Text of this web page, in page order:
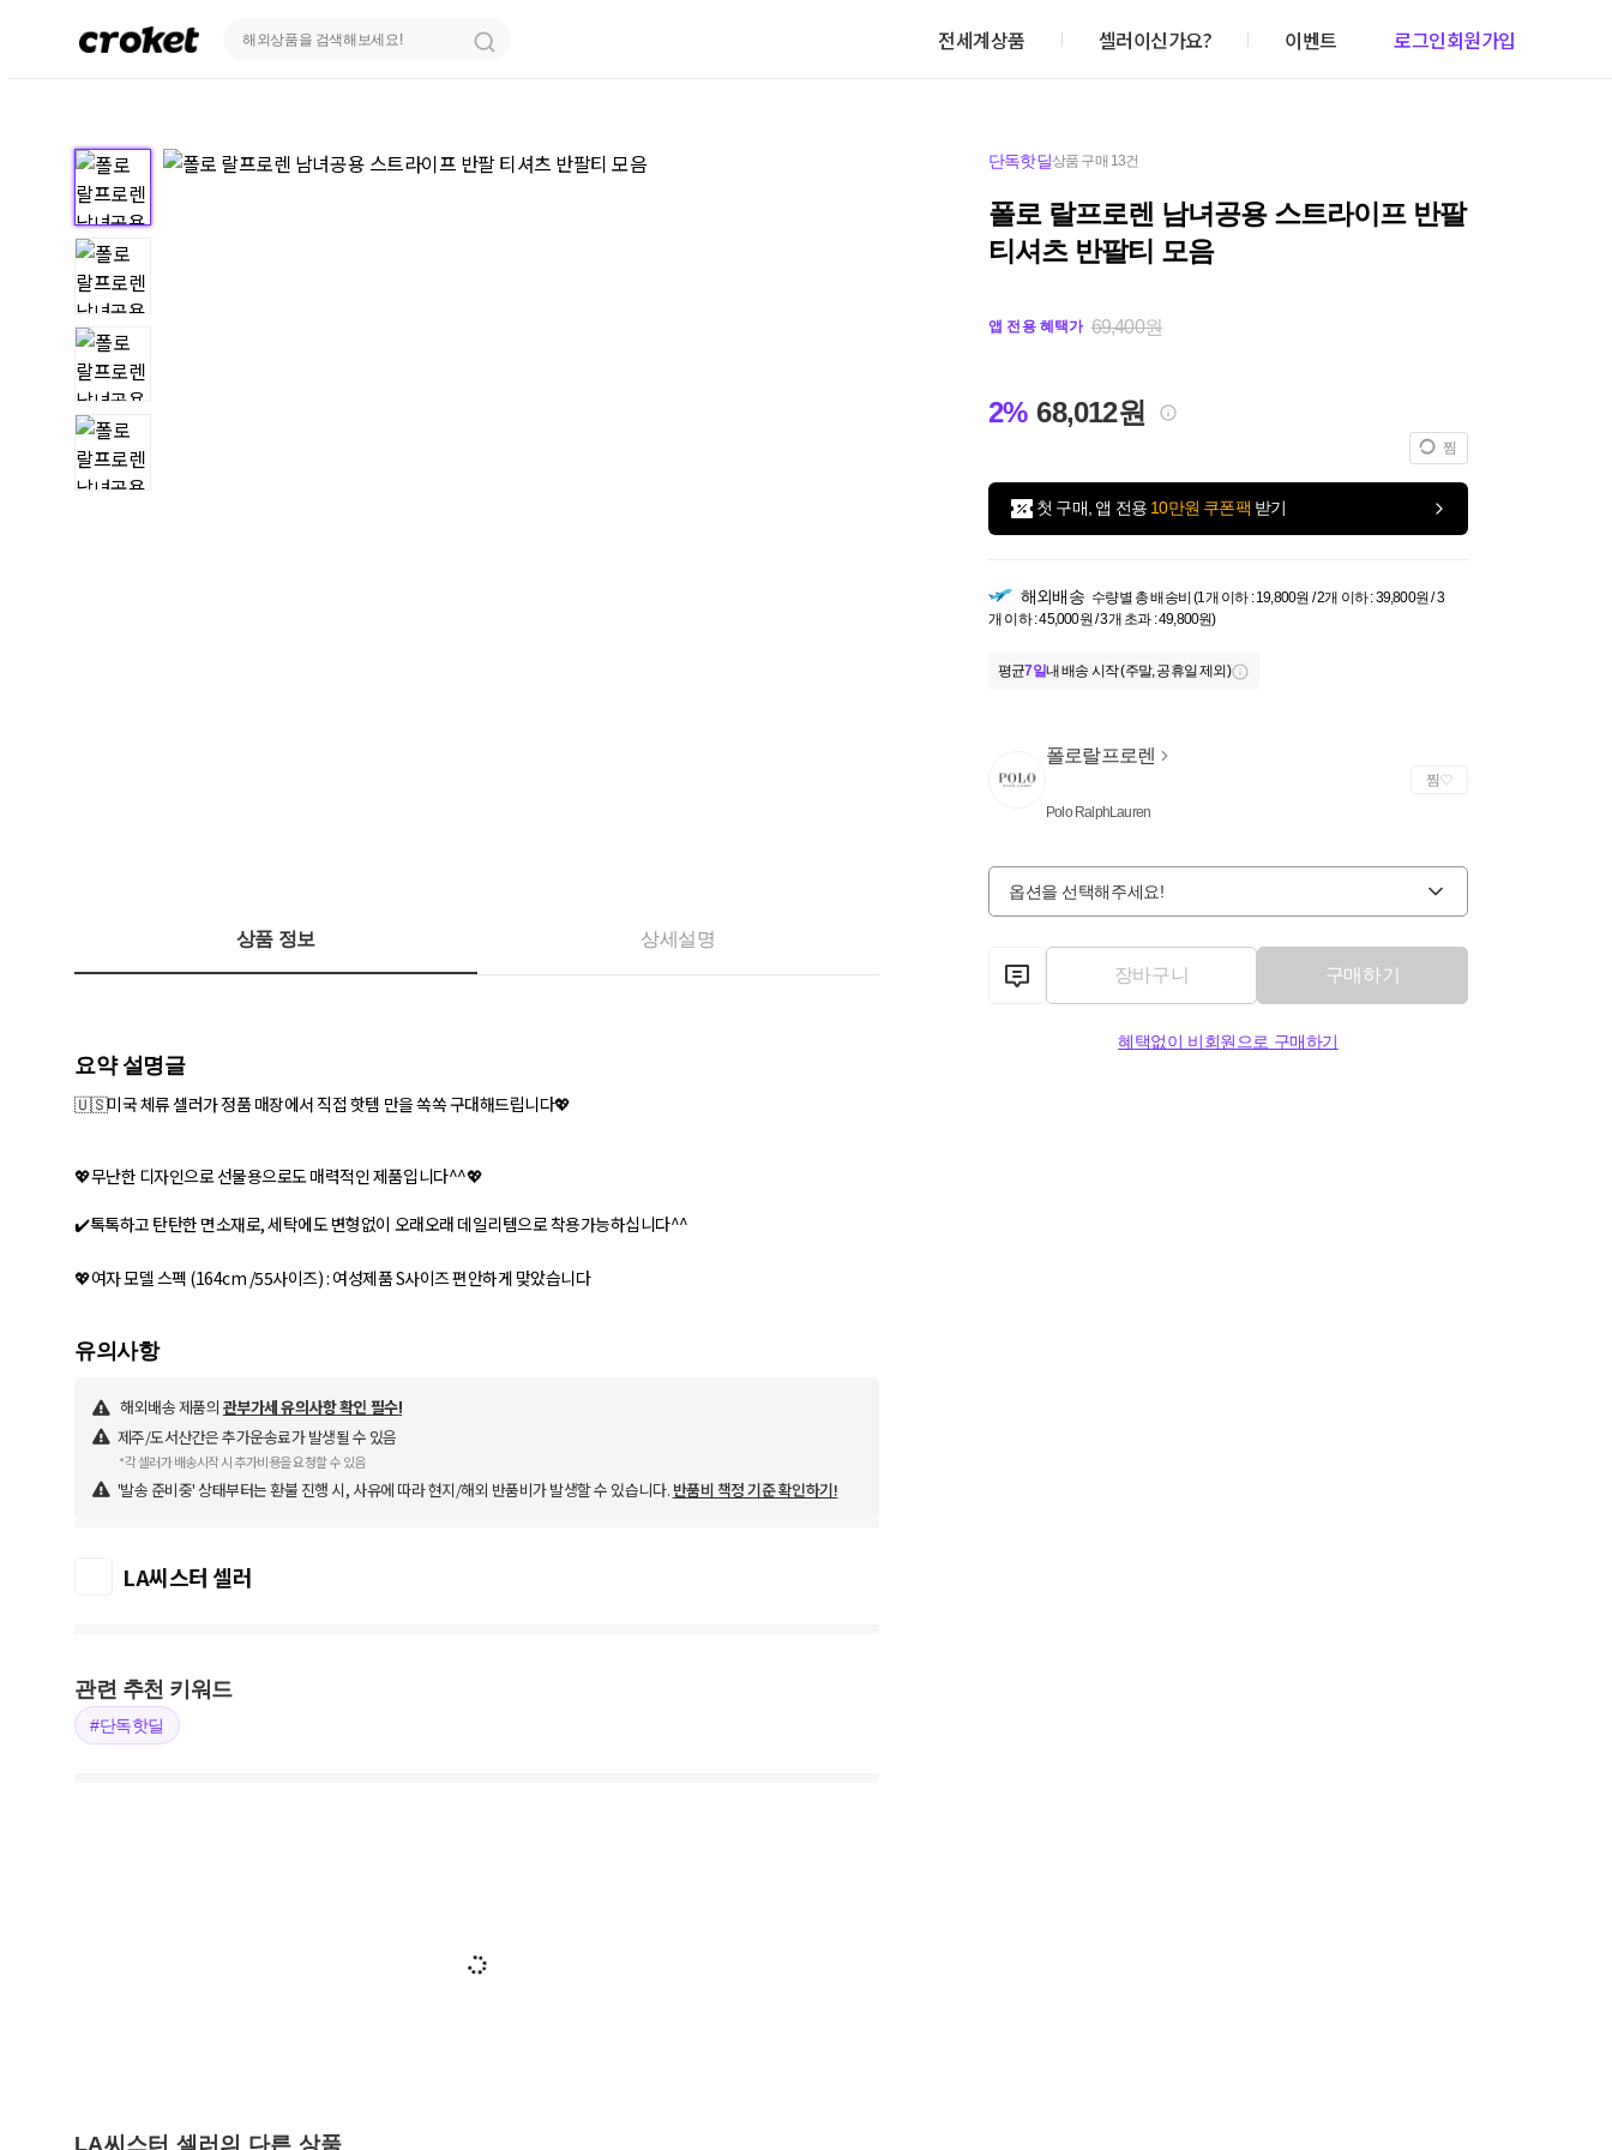
전세계상품 셀러이신가요? 이벤트 로그인회원가입
단독핫딜상품 구매 13건
폴로 랄프로렌 남녀공용 스트라이프 반팔
티셔츠 반팔티 모음
앱 전용 혜택가 69,400원
2% 68,012원
찜
첫 구매, 앱 전용 10만원 쿠폰팩 받기
해외배송 수량별 총 배송비 (1개 이하 : 19,800원 / 2개 이하 : 39,800원 / 3
개 이하 : 45,000원 / 3개 초과 : 49,800원)
평균7일내 배송 시작 (주말, 공휴일 제외)
폴로랄프로렌
Polo RalphLauren
찜
옵션을 선택해주세요!
장바구니 구매하기
혜택없이 비회원으로 구매하기
상품 정보 상세설명
요약 설명글
🇺🇸미국 체류 셀러가 정품 매장에서 직접 핫템 만을 쏙쏙 구대해드립니다💖
💖무난한 디자인으로 선물용으로도 매력적인 제품입니다^^💖
✔️톡톡하고 탄탄한 면소재로, 세탁에도 변형없이 오래오래 데일리템으로 착용가능하십니다^^
💖여자 모델 스펙 (164cm /55사이즈) : 여성제품 S사이즈 편안하게 맞았습니다
유의사항
해외배송 제품의 관부가세 유의사항 확인 필수!
제주/도서산간은 추가운송료가 발생될 수 있음
*각 셀러가 배송시작 시 추가비용을 요청할 수 있음
'발송 준비중' 상태부터는 환불 진행 시, 사유에 따라 현지/해외 반품비가 발생할 수 있습니다. 반품비 책정 기준 확인하기!
LA씨스터 셀러
관련 추천 키워드
#단독핫딜
LA씨스터 셀러의 다른 상품